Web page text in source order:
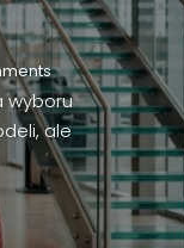
wyboru
ale